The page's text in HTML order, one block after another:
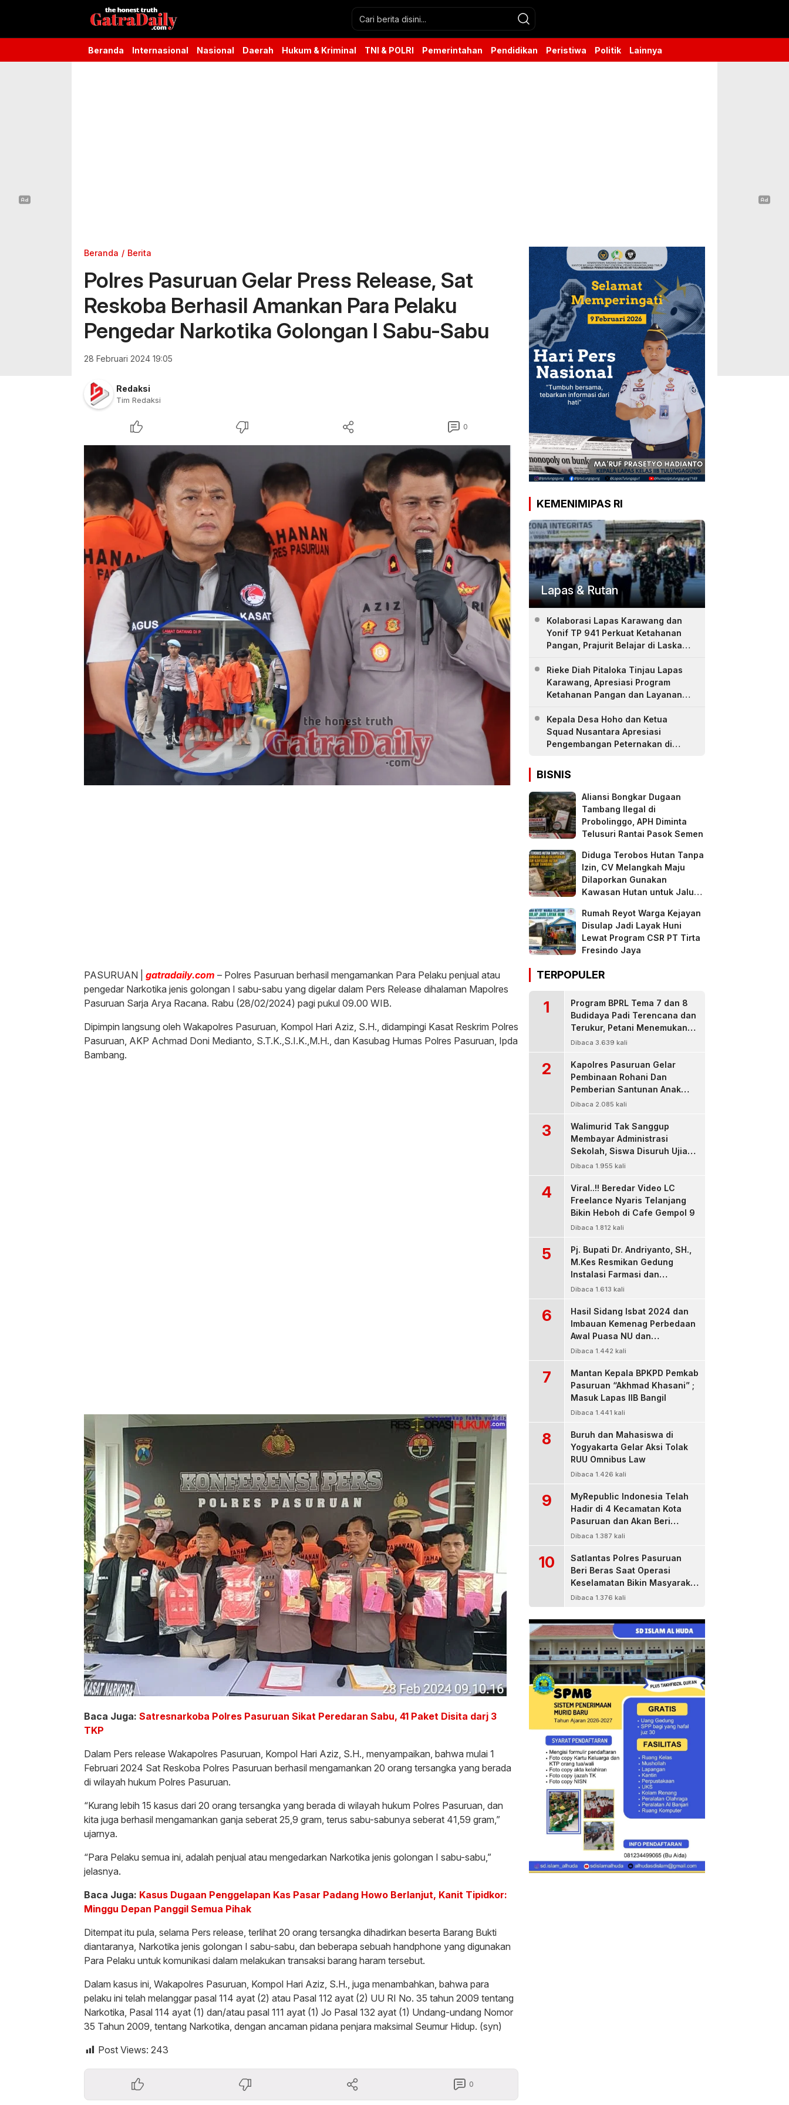
Gatra Daily
the honest truth
Beranda Internasional Nasional Daerah Hukum & Kriminal TNI & POLRI Pemerintahan Pendidikan Peristiwa Politik Lainnya
Beranda Berita
Polres Pasuruan Gelar Press Release, Sat
Reskoba Berhasil Amankan Para Pelaku
Pengedar Narkotika Golongan I Sabu-Sabu
28 Februari 2024 19:05
Redaksi
Tim Redaksi
0
PASURUAN | gatradaily.com – Polres Pasuruan berhasil mengamankan Para Pelaku penjual atau
pengedar Narkotika jenis golongan I sabu-sabu yang digelar dalam Pers Release dihalaman Mapolres
Pasuruan Sarja Arya Racana. Rabu (28/02/2024) pagi pukul 09.00 WIB.
Dipimpin langsung oleh Wakapolres Pasuruan, Kompol Hari Aziz, S.H., didampingi Kasat Reskrim Polres
Pasuruan, AKP Achmad Doni Medianto, S.T.K.,S.I.K.,M.H., dan Kasubag Humas Polres Pasuruan, Ipda
Bambang.
Baca Juga: Satresnarkoba Polres Pasuruan Sikat Peredaran Sabu, 41 Paket Disita darj 3
TKP
Dalam Pers release Wakapolres Pasuruan, Kompol Hari Aziz, S.H., menyampaikan, bahwa mulai 1
Februari 2024 Sat Reskoba Polres Pasuruan berhasil mengamankan 20 orang tersangka yang berada
di wilayah hukum Polres Pasuruan.
“Kurang lebih 15 kasus dari 20 orang tersangka yang berada di wilayah hukum Polres Pasuruan, dan
kita juga berhasil mengamankan ganja seberat 25,9 gram, terus sabu-sabunya seberat 41,59 gram,”
ujarnya.
“Para Pelaku semua ini, adalah penjual atau mengedarkan Narkotika jenis golongan I sabu-sabu,”
jelasnya.
Baca Juga: Kasus Dugaan Penggelapan Kas Pasar Padang Howo Berlanjut, Kanit Tipidkor:
Minggu Depan Panggil Semua Pihak
Ditempat itu pula, selama Pers release, terlihat 20 orang tersangka dihadirkan beserta Barang Bukti
diantaranya, Narkotika jenis golongan I sabu-sabu, dan beberapa sebuah handphone yang digunakan
Para Pelaku untuk komunikasi dalam melakukan transaksi barang haram tersebut.
Dalam kasus ini, Wakapolres Pasuruan, Kompol Hari Aziz, S.H., juga menambahkan, bahwa para
pelaku ini telah melanggar pasal 114 ayat (2) atau Pasal 112 ayat (2) UU RI No. 35 tahun 2009 tentang
Narkotika, Pasal 114 ayat (1) dan/atau pasal 111 ayat (1) Jo Pasal 132 ayat (1) Undang-undang Nomor
35 Tahun 2009, tentang Narkotika, dengan ancaman pidana penjara maksimal Seumur Hidup. (syn)
Post Views: 243
0
KEMENIMIPAS RI
Lapas & Rutan
Kolaborasi Lapas Karawang dan
Yonif TP 941 Perkuat Ketahanan
Pangan, Prajurit Belajar di Laskar
Rieke Diah Pitaloka Tinjau Lapas
Karawang, Apresiasi Program
Ketahanan Pangan dan Layanan
Kepala Desa Hoho dan Ketua
Squad Nusantara Apresiasi
Pengembangan Peternakan di
BISNIS
Aliansi Bongkar Dugaan
Tambang Ilegal di
Probolinggo, APH Diminta
Telusuri Rantai Pasok Semen
Diduga Terobos Hutan Tanpa
Izin, CV Melangkah Maju
Dilaporkan Gunakan
Kawasan Hutan untuk Jalur
Rumah Reyot Warga Kejayan
Disulap Jadi Layak Huni
Lewat Program CSR PT Tirta
Fresindo Jaya
TERPOPULER
1
Program BPRL Tema 7 dan 8
Budidaya Padi Terencana dan
Terukur, Petani Menemukan
Penanggulangan Hama
Dibaca 3.639 kali
2
Kapolres Pasuruan Gelar
Pembinaan Rohani Dan
Pemberian Santunan Anak
Yatim untuk Tingkatkan
Dibaca 2.085 kali
3
Walimurid Tak Sanggup
Membayar Administrasi
Sekolah, Siswa Disuruh Ujian
di Luar Kelas
Dibaca 1.955 kali
4
Viral..!! Beredar Video LC
Freelance Nyaris Telanjang
Bikin Heboh di Cafe Gempol 9
Dibaca 1.812 kali
5
Pj. Bupati Dr. Andriyanto, SH.,
M.Kes Resmikan Gedung
Instalasi Farmasi dan
Dropzone IGD, RSUD Bangil
Dibaca 1.613 kali
6
Hasil Sidang Isbat 2024 dan
Imbauan Kemenag Perbedaan
Awal Puasa NU dan
Muhamadiyah
Dibaca 1.442 kali
7
Mantan Kepala BPKPD Pemkab
Pasuruan “Akhmad Khasani” ;
Masuk Lapas IIB Bangil
Dibaca 1.441 kali
8
Buruh dan Mahasiswa di
Yogyakarta Gelar Aksi Tolak
RUU Omnibus Law
Dibaca 1.426 kali
9
MyRepublic Indonesia Telah
Hadir di 4 Kecamatan Kota
Pasuruan dan Akan Beri
Pelayanan Terbaik Untuk
Dibaca 1.387 kali
10
Satlantas Polres Pasuruan
Beri Beras Saat Operasi
Keselamatan Bikin Masyarakat
Senang
Dibaca 1.376 kali